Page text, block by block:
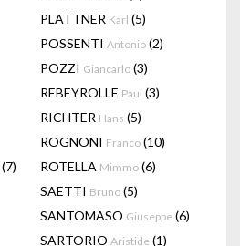
PLATTNER Karl (5)
POSSENTI Antonio (2)
POZZI Giancarlo (3)
REBEYROLLE Paul (3)
RICHTER Hans (5)
ROGNONI Franco (10)
(7) ROTELLA Mimmo (6)
SAETTI Bruno (5)
SANTOMASO Giuseppe (6)
SARTORIO Aristide (1)